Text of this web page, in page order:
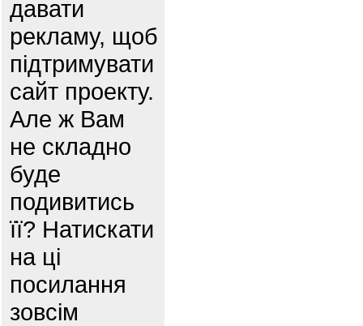
давати
рекламу, щоб
підтримувати
сайт проекту.
Але ж Вам
не складно
буде
подивитись
її? Натискати
на ці
посилання
зовсім